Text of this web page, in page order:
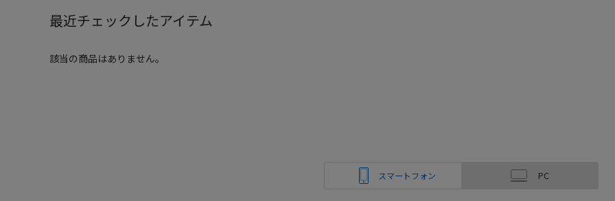
最近チェックしたアイテム
該当の商品はありません。
スマートフォン PC